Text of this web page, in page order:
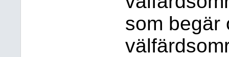
som begär